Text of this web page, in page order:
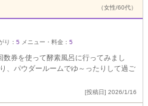
（女性/60代）
り： 5 メニュー・料金： 5
券を使って酵素風呂に行ってみまし
、パウダールームでゆ～ったりして過ご
[投稿日] 2026/1/16